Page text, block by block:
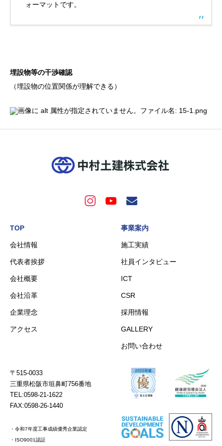
ォーマットです。
埋設物等の干渉確認
（埋設物の位置関係が理解できる）
TOP
会社情報
代表者挨拶
会社概要
会社沿革
企業理念
アクセス
事業案内
施工実績
社員インタビュー
ICT
CSR
採用情報
GALLERY
お問い合わせ
〒515-0033
三重県松阪市垣鼻町756番地
TEL:0598-21-1622
FAX:0598-26-1440
・令和7年度工事成績優秀企業認定
・ISO9001認証